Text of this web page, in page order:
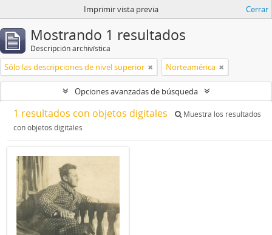
Imprimir vista previa Cerrar
Mostrando 1 resultados
Descripción archivística
Sólo las descripciones de nivel superior Norteamérica
Opciones avanzadas de búsqueda
1 resultados con objetos digitales
Muestra los resultados
con objetos digitales